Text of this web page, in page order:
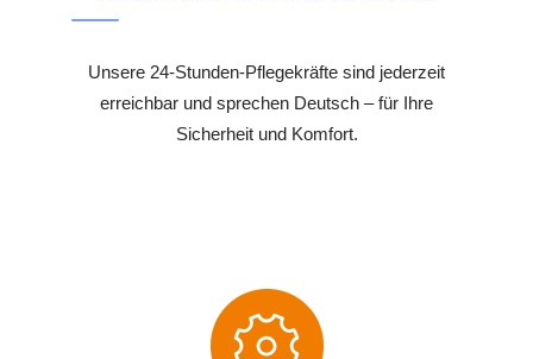
Unsere 24-Stunden-Pflegekräfte sind jederzeit
erreichbar und sprechen Deutsch – für Ihre
Sicherheit und Komfort.